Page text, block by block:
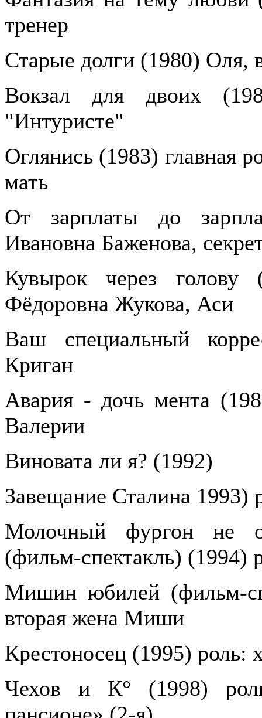
тренер
Старые долги (1980) Оля,
Вокзал для двоих
"Интуристе"
Оглянись (1983) главная
мать
От зарплаты до
Ивановна Баженова,
Кувырок через голову
Фёдоровна Жукова, Аси
Ваш специальный
Криган
Авария - дочь мента
Валерии
Виновата ли я? (1992)
Завещание Сталина 1993)
Молочный фургон не
(фильм-спектакль) (1994)
Мишин юбилей (фильм-
вторая жена Миши
Крестоносец (1995) роль:
Чехов и К° (1998)